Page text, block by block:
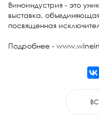
Виноиндустрия - это
выставка,
посвященная
Подробнее -